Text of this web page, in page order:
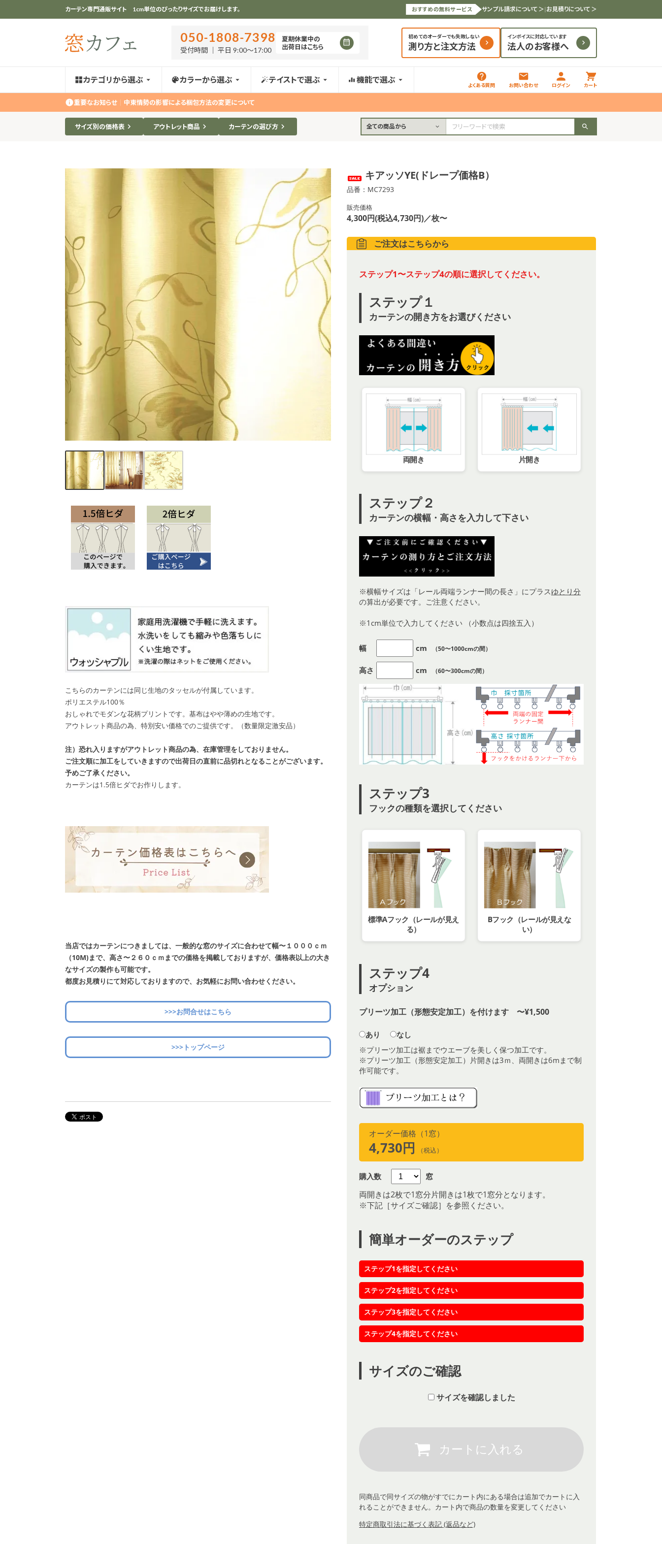
カーテン専門通販サイト 1cm単位のぴったりサイズでお届けします。 おすすめの無料サービス サンプル請求について ＞|お見積りについて ＞
050-1808-7398
受付時間 ｜ 平日 9:00〜17:00
夏期休業中の
出荷日はこちら
初めてのオーダーでも失敗しない
測り方と注文方法
インボイスに対応しています
法人のお客様へ
カテゴリから選ぶ カラーから選ぶ テイストで選ぶ 機能で選ぶ
よくある質問 お問い合わせ ログイン カート
重要なお知らせ 中東情勢の影響による梱包方法の変更について
サイズ別の価格表 アウトレット商品 カーテンの選び方 全ての商品から
こちらのカーテンには同じ生地のタッセルが付属しています。
ポリエステル100％
おしゃれでモダンな花柄プリントです。基布はやや薄めの生地です。
アウトレット商品の為、特別安い価格でのご提供です。（数量限定激安品）
注）恐れ入りますがアウトレット商品の為、在庫管理をしておりません。
ご注文順に加工をしていきますので出荷日の直前に品切れとなることがございます。
予めご了承ください。
カーテンは1.5倍ヒダでお作りします。
当店ではカーテンにつきましては、一般的な窓のサイズに合わせて幅〜１０００ｃｍ
（10M)まで、高さ〜２６０ｃｍまでの価格を掲載しておりますが、価格表以上の大き
なサイズの製作も可能です。
都度お見積りにて対応しておりますので、お気軽にお問い合わせください。
>>>お問合せはこちら
>>>トップページ
キアッソYE(ドレープ価格B）
品番：MC7293
販売価格
4,300円(税込4,730円)／枚〜
ご注文はこちらから
ステップ1〜ステップ4の順に選択してください。
ステップ１
カーテンの開き方をお選びください
両開き 片開き
ステップ２
カーテンの横幅・高さを入力して下さい
※横幅サイズは「レール両端ランナー間の長さ」にプラスゆとり分
の算出が必要です。ご注意ください。
※1cm単位で入力してください （小数点は四捨五入）
幅 cm （50〜1000cmの間）
高さ cm （60〜300cmの間）
ステップ3
フックの種類を選択してください
標準Aフック（レールが見え
る）
Bフック（レールが見えな
い）
ステップ4
オプション
プリーツ加工（形態安定加工）を付けます 〜¥1,500
あり
なし
※プリーツ加工は裾までウエーブを美しく保つ加工です。
※プリーツ加工（形態安定加工）片開きは3ｍ、両開きは6mまで制
作可能です。
オーダー価格（1窓）
4,730円 （税込）
購入数 窓
両開きは2枚で1窓分片開きは1枚で1窓分となります。
※下記［サイズご確認］を参照ください。
簡単オーダーのステップ
ステップ1を指定してください
ステップ2を指定してください
ステップ3を指定してください
ステップ4を指定してください
サイズのご確認
サイズを確認しました
同商品で同サイズの物がすでにカート内にある場合は追加でカートに入
れることができません。カート内で商品の数量を変更してください
特定商取引法に基づく表記 (返品など)